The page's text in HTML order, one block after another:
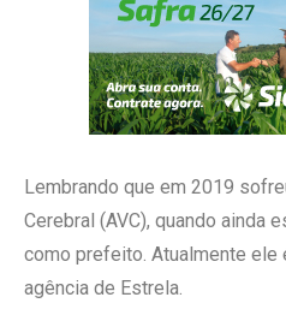
Lembrando que em 2019
Cerebral (AVC), quando ainda
como prefeito. Atualmente ele
agência de Estrela.